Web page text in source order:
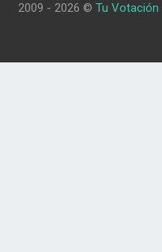
2009 - 2026 © Tu Votación